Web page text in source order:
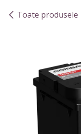
Toate produsele